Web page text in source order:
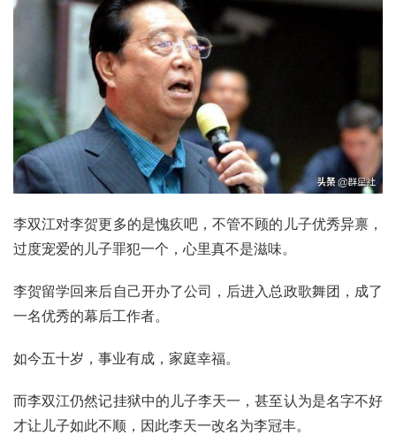
李双江对李贺更多的是愧疚吧，不管不顾的儿子优秀异禀，
过度宠爱的儿子罪犯一个，心里真不是滋味。
李贺留学回来后自己开办了公司，后进入总政歌舞团，成了
一名优秀的幕后工作者。
如今五十岁，事业有成，家庭幸福。
而李双江仍然记挂狱中的儿子李天一，甚至认为是名字不好
才让儿子如此不顺，因此李天一改名为李冠丰。